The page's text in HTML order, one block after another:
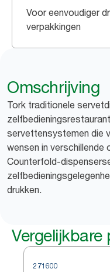
Voor eenvoudiger
verpakkingen
Omschrijving
Tork traditionele
servettensystemen die
wensen in verschillende
Counterfold-
drukken.
Vergelijkbare
271600